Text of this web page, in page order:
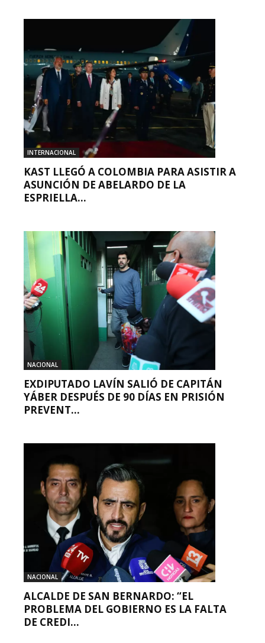
INTERNACIONAL
KAST LLEGÓ A COLOMBIA PARA ASISTIR A
ASUNCIÓN DE ABELARDO DE LA
ESPRIELLA...
NACIONAL
EXDIPUTADO LAVÍN SALIÓ DE CAPITÁN
YÁBER DESPUÉS DE 90 DÍAS EN PRISIÓN
PREVENT...
NACIONAL
ALCALDE DE SAN BERNARDO: “EL
PROBLEMA DEL GOBIERNO ES LA FALTA
DE CREDI...